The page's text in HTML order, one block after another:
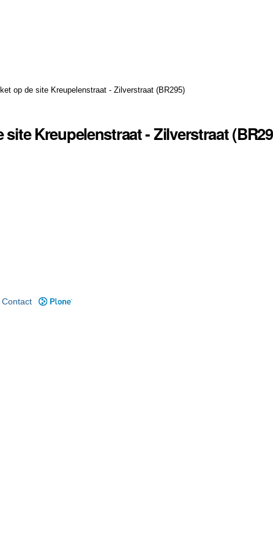
op de site Kreupelenstraat - Zilverstraat (BR295)
Kreupelenstraat - Zilverstraat
Contact Plone